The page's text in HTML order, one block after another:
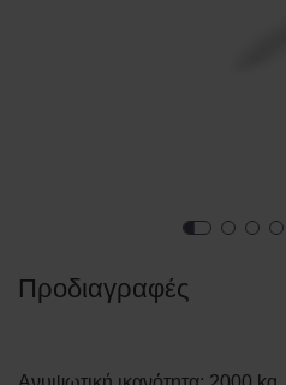
Προδιαγραφές